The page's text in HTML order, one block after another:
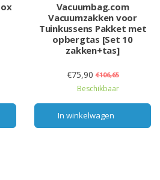
Vacuumbag.com
Vacuumzakken voor
Tuinkussens Pakket met
opbergtas [Set 10
zakken+tas]
€75,90 €106,65
Beschikbaar
In winkelwagen